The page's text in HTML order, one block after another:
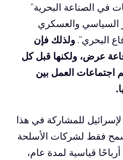
في الصناعة البحرية”
السياسي والعسكري
البحري”. ولذلك فإن
عرض، ولكنها قبل كل
اجتماعات العمل بين
للمشاركة في هذا
فقط لشركات الأسلحة
قياسية لمدة عام،